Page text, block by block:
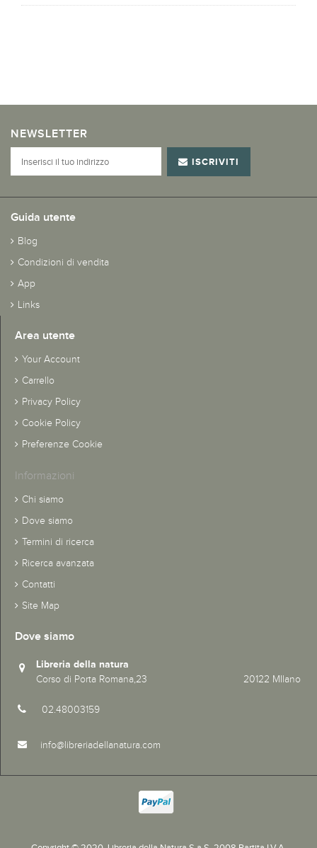
NEWSLETTER
ISCRIVITI
Guida utente
Blog
Condizioni di vendita
App
Links
Area utente
Your Account
Carrello
Privacy Policy
Cookie Policy
Preferenze Cookie
Informazioni
Chi siamo
Dove siamo
Termini di ricerca
Ricerca avanzata
Contatti
Site Map
Dove siamo
Libreria della natura
Corso di Porta Romana,23 20122 MIlano
02.48003159
info@libreriadellanatura.com